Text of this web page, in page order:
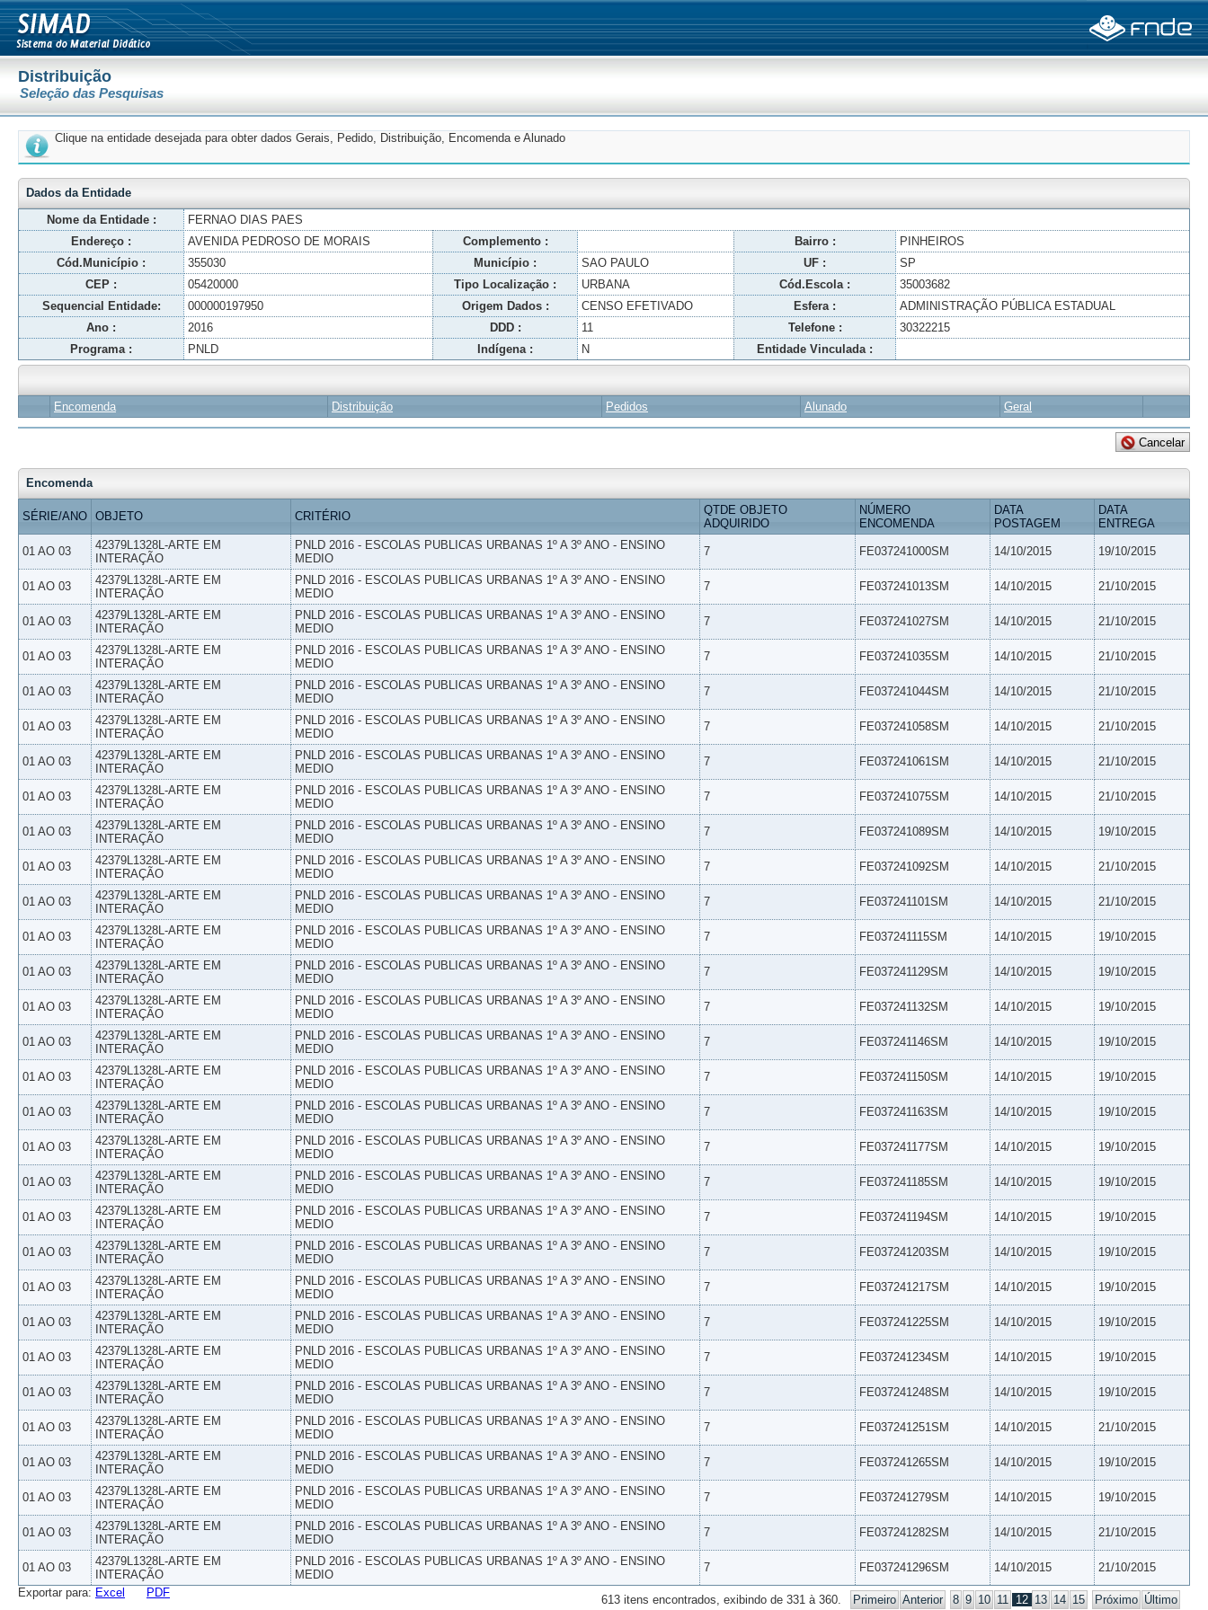
Distribuição
Seleção das Pesquisas
Clique na entidade desejada para obter dados Gerais, Pedido, Distribuição, Encomenda e Alunado
Dados da Entidade
Nome da Entidade :
FERNAO DIAS PAES
Endereço :
AVENIDA PEDROSO DE MORAIS Complemento : Bairro :
PINHEIROS
Cód.Município :
355030 Município : SAO PAULO UF :
SP
CEP :
05420000 Tipo Localização : URBANA Cód.Escola :
35003682
Sequencial Entidade:
000000197950 Origem Dados : CENSO EFETIVADO Esfera :
ADMINISTRAÇÃO PÚBLICA ESTADUAL
Ano :
2016 DDD : 11 Telefone :
30322215
Programa :
PNLD Indígena : N Entidade Vinculada :
Encomenda Distribuição Pedidos Alunado Geral
Encomenda
SÉRIE/ANO OBJETO CRITÉRIO
QTDE OBJETO
ADQUIRIDO
NÚMERO
ENCOMENDA
DATA
POSTAGEM
DATA
ENTREGA
01 AO 03
42379L1328L-ARTE EM
INTERAÇÃO
PNLD 2016 - ESCOLAS PUBLICAS URBANAS 1º A 3º ANO - ENSINO
MEDIO
7 FE037241000SM 14/10/2015 19/10/2015
01 AO 03
42379L1328L-ARTE EM
INTERAÇÃO
PNLD 2016 - ESCOLAS PUBLICAS URBANAS 1º A 3º ANO - ENSINO
MEDIO
7 FE037241013SM 14/10/2015 21/10/2015
01 AO 03
42379L1328L-ARTE EM
INTERAÇÃO
PNLD 2016 - ESCOLAS PUBLICAS URBANAS 1º A 3º ANO - ENSINO
MEDIO
7 FE037241027SM 14/10/2015 21/10/2015
01 AO 03
42379L1328L-ARTE EM
INTERAÇÃO
PNLD 2016 - ESCOLAS PUBLICAS URBANAS 1º A 3º ANO - ENSINO
MEDIO
7 FE037241035SM 14/10/2015 21/10/2015
01 AO 03
42379L1328L-ARTE EM
INTERAÇÃO
PNLD 2016 - ESCOLAS PUBLICAS URBANAS 1º A 3º ANO - ENSINO
MEDIO
7 FE037241044SM 14/10/2015 21/10/2015
01 AO 03
42379L1328L-ARTE EM
INTERAÇÃO
PNLD 2016 - ESCOLAS PUBLICAS URBANAS 1º A 3º ANO - ENSINO
MEDIO
7 FE037241058SM 14/10/2015 21/10/2015
01 AO 03
42379L1328L-ARTE EM
INTERAÇÃO
PNLD 2016 - ESCOLAS PUBLICAS URBANAS 1º A 3º ANO - ENSINO
MEDIO
7 FE037241061SM 14/10/2015 21/10/2015
01 AO 03
42379L1328L-ARTE EM
INTERAÇÃO
PNLD 2016 - ESCOLAS PUBLICAS URBANAS 1º A 3º ANO - ENSINO
MEDIO
7 FE037241075SM 14/10/2015 21/10/2015
01 AO 03
42379L1328L-ARTE EM
INTERAÇÃO
PNLD 2016 - ESCOLAS PUBLICAS URBANAS 1º A 3º ANO - ENSINO
MEDIO
7 FE037241089SM 14/10/2015 19/10/2015
01 AO 03
42379L1328L-ARTE EM
INTERAÇÃO
PNLD 2016 - ESCOLAS PUBLICAS URBANAS 1º A 3º ANO - ENSINO
MEDIO
7 FE037241092SM 14/10/2015 21/10/2015
01 AO 03
42379L1328L-ARTE EM
INTERAÇÃO
PNLD 2016 - ESCOLAS PUBLICAS URBANAS 1º A 3º ANO - ENSINO
MEDIO
7 FE037241101SM 14/10/2015 21/10/2015
01 AO 03
42379L1328L-ARTE EM
INTERAÇÃO
PNLD 2016 - ESCOLAS PUBLICAS URBANAS 1º A 3º ANO - ENSINO
MEDIO
7 FE037241115SM 14/10/2015 19/10/2015
01 AO 03
42379L1328L-ARTE EM
INTERAÇÃO
PNLD 2016 - ESCOLAS PUBLICAS URBANAS 1º A 3º ANO - ENSINO
MEDIO
7 FE037241129SM 14/10/2015 19/10/2015
01 AO 03
42379L1328L-ARTE EM
INTERAÇÃO
PNLD 2016 - ESCOLAS PUBLICAS URBANAS 1º A 3º ANO - ENSINO
MEDIO
7 FE037241132SM 14/10/2015 19/10/2015
01 AO 03
42379L1328L-ARTE EM
INTERAÇÃO
PNLD 2016 - ESCOLAS PUBLICAS URBANAS 1º A 3º ANO - ENSINO
MEDIO
7 FE037241146SM 14/10/2015 19/10/2015
01 AO 03
42379L1328L-ARTE EM
INTERAÇÃO
PNLD 2016 - ESCOLAS PUBLICAS URBANAS 1º A 3º ANO - ENSINO
MEDIO
7 FE037241150SM 14/10/2015 19/10/2015
01 AO 03
42379L1328L-ARTE EM
INTERAÇÃO
PNLD 2016 - ESCOLAS PUBLICAS URBANAS 1º A 3º ANO - ENSINO
MEDIO
7 FE037241163SM 14/10/2015 19/10/2015
01 AO 03
42379L1328L-ARTE EM
INTERAÇÃO
PNLD 2016 - ESCOLAS PUBLICAS URBANAS 1º A 3º ANO - ENSINO
MEDIO
7 FE037241177SM 14/10/2015 19/10/2015
01 AO 03
42379L1328L-ARTE EM
INTERAÇÃO
PNLD 2016 - ESCOLAS PUBLICAS URBANAS 1º A 3º ANO - ENSINO
MEDIO
7 FE037241185SM 14/10/2015 19/10/2015
01 AO 03
42379L1328L-ARTE EM
INTERAÇÃO
PNLD 2016 - ESCOLAS PUBLICAS URBANAS 1º A 3º ANO - ENSINO
MEDIO
7 FE037241194SM 14/10/2015 19/10/2015
01 AO 03
42379L1328L-ARTE EM
INTERAÇÃO
PNLD 2016 - ESCOLAS PUBLICAS URBANAS 1º A 3º ANO - ENSINO
MEDIO
7 FE037241203SM 14/10/2015 19/10/2015
01 AO 03
42379L1328L-ARTE EM
INTERAÇÃO
PNLD 2016 - ESCOLAS PUBLICAS URBANAS 1º A 3º ANO - ENSINO
MEDIO
7 FE037241217SM 14/10/2015 19/10/2015
01 AO 03
42379L1328L-ARTE EM
INTERAÇÃO
PNLD 2016 - ESCOLAS PUBLICAS URBANAS 1º A 3º ANO - ENSINO
MEDIO
7 FE037241225SM 14/10/2015 19/10/2015
01 AO 03
42379L1328L-ARTE EM
INTERAÇÃO
PNLD 2016 - ESCOLAS PUBLICAS URBANAS 1º A 3º ANO - ENSINO
MEDIO
7 FE037241234SM 14/10/2015 19/10/2015
01 AO 03
42379L1328L-ARTE EM
INTERAÇÃO
PNLD 2016 - ESCOLAS PUBLICAS URBANAS 1º A 3º ANO - ENSINO
MEDIO
7 FE037241248SM 14/10/2015 19/10/2015
01 AO 03
42379L1328L-ARTE EM
INTERAÇÃO
PNLD 2016 - ESCOLAS PUBLICAS URBANAS 1º A 3º ANO - ENSINO
MEDIO
7 FE037241251SM 14/10/2015 21/10/2015
01 AO 03
42379L1328L-ARTE EM
INTERAÇÃO
PNLD 2016 - ESCOLAS PUBLICAS URBANAS 1º A 3º ANO - ENSINO
MEDIO
7 FE037241265SM 14/10/2015 19/10/2015
01 AO 03
42379L1328L-ARTE EM
INTERAÇÃO
PNLD 2016 - ESCOLAS PUBLICAS URBANAS 1º A 3º ANO - ENSINO
MEDIO
7 FE037241279SM 14/10/2015 19/10/2015
01 AO 03
42379L1328L-ARTE EM
INTERAÇÃO
PNLD 2016 - ESCOLAS PUBLICAS URBANAS 1º A 3º ANO - ENSINO
MEDIO
7 FE037241282SM 14/10/2015 21/10/2015
01 AO 03
42379L1328L-ARTE EM
INTERAÇÃO
PNLD 2016 - ESCOLAS PUBLICAS URBANAS 1º A 3º ANO - ENSINO
MEDIO
7 FE037241296SM 14/10/2015 21/10/2015
613 itens encontrados, exibindo de 331 à 360. Primeiro Anterior 8 9 10 11 12 13 14 15 Próximo Último
Exportar para: Excel PDF